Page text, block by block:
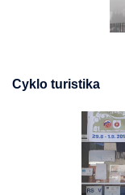
Cyklo turistika